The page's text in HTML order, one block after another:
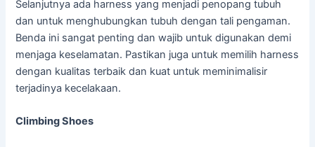
Selanjutnya ada harness yang menjadi penopang tubuh
dan untuk menghubungkan tubuh dengan tali pengaman.
Benda ini sangat penting dan wajib untuk digunakan demi
menjaga keselamatan. Pastikan juga untuk memilih harness
dengan kualitas terbaik dan kuat untuk meminimalisir
terjadinya kecelakaan.
Climbing Shoes